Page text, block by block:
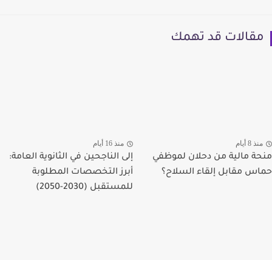
مقالات قد تهمك
منذ 8 أيام
منحة مالية من دحلان لموظفي
حماس مقابل إلقاء السلاح؟
منذ 16 أيام
إلى الناجحين في الثانوية العامة:
أبرز التخصصات المطلوبة
للمستقبل (2030-2050)